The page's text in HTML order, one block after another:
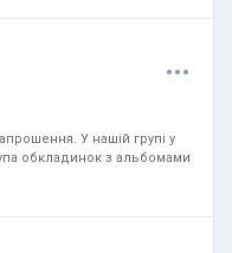
...
У нашій групі у
обкладинок з альбомами